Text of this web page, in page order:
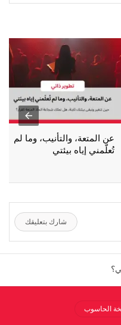
عن المتعة، والتأنيب، وما لم
تُعلّمني إياه بيئتي
شارك بتعليقك
الحاسوب